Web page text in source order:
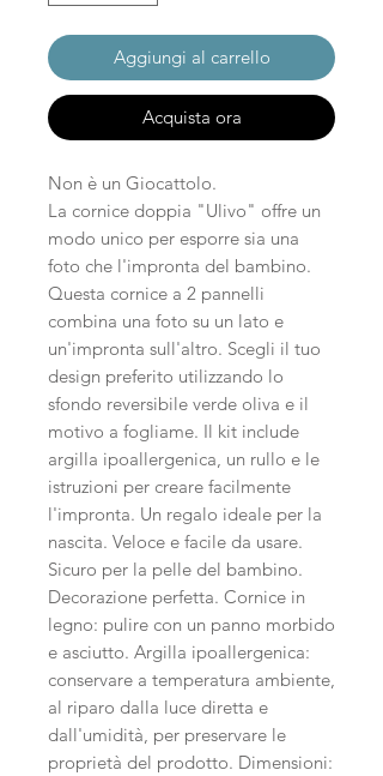
Aggiungi al carrello
Acquista ora
Non è un Giocattolo.
La cornice doppia "Ulivo" offre un
modo unico per esporre sia una
foto che l'impronta del bambino.
Questa cornice a 2 pannelli
combina una foto su un lato e
un'impronta sull'altro. Scegli il tuo
design preferito utilizzando lo
sfondo reversibile verde oliva e il
motivo a fogliame. Il kit include
argilla ipoallergenica, un rullo e le
istruzioni per creare facilmente
l'impronta. Un regalo ideale per la
nascita. Veloce e facile da usare.
Sicuro per la pelle del bambino.
Decorazione perfetta. Cornice in
legno: pulire con un panno morbido
e asciutto. Argilla ipoallergenica:
conservare a temperatura ambiente,
al riparo dalla luce diretta e
dall'umidità, per preservare le
proprietà del prodotto. Dimensioni: